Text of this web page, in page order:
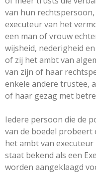
van hun
executeur van het
een man of vrouw
wijsheid, nederigheid
of zij het ambt van
van zijn of haar
enkele andere trustee,
of haar gezag met
Iedere persoon die de
van de boedel
het ambt van
staat bekend als een
worden aangeklaagd